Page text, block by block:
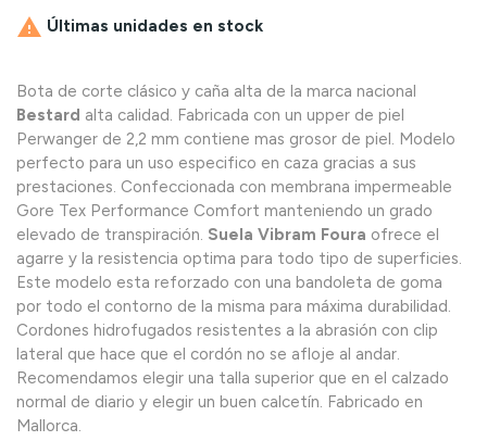
 Últimas unidades en stock
Bota de corte clásico y caña alta de la marca nacional
Bestard alta calidad. Fabricada con un upper de piel
Perwanger de 2,2 mm contiene mas grosor de piel. Modelo
perfecto para un uso especifico en caza gracias a sus
prestaciones. Confeccionada con membrana impermeable
Gore Tex Performance Comfort manteniendo un grado
elevado de transpiración. Suela Vibram Foura ofrece el
agarre y la resistencia optima para todo tipo de superficies.
Este modelo esta reforzado con una bandoleta de goma
por todo el contorno de la misma para máxima durabilidad.
Cordones hidrofugados resistentes a la abrasión con clip
lateral que hace que el cordón no se afloje al andar.
Recomendamos elegir una talla superior que en el calzado
normal de diario y elegir un buen calcetín. Fabricado en
Mallorca.